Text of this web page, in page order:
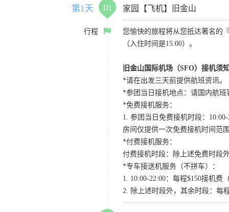
第1天 D1 家园【飞机】旧金山
行程
您愉快的旅程将从您抵达著名的
（入住时间是15:00）。
旧金山国际机场（SFO）接机须
*请在出发三天前提供航班资讯。
*参团当日接机地点：请国内航班
*免费接机服务：
1. 参团当日免费接机时段：
房间仅提供一次免费接机时间范
*付费接机服务：
付费接机时段：除上述免费时段
*专车接送机服务（不拼车）：
1. 10:00-22:00：每程$150接机
2. 除上述时段外，其余时段：每